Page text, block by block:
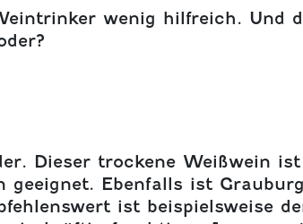
wenig hilfreich. Und
Dieser trockene Weißwein
Ebenfalls ist
ist beispielsweise